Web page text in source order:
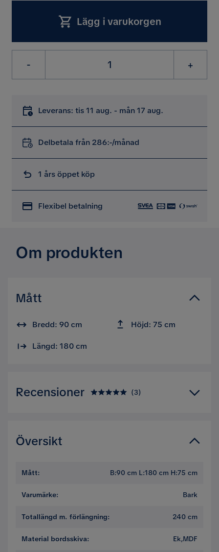
Lägg i varukorgen
- +
Leverans: tis 11 aug. - mån 17 aug.
Delbetala från 286:-/månad
1 års öppet köp
Flexibel betalning
Om produkten
Mått
Bredd: 90 cm Höjd: 75 cm
Längd: 180 cm
Recensioner (3)
I Ida
Jag är väldigt nöjd med bordet, bra kvalitet och
Översikt
Mått: B:90 cm L:180 cm H:75 cm
Varumärke: Bark
Totallängd m. förlängning: 240 cm
Material bordsskiva: Ek,MDF